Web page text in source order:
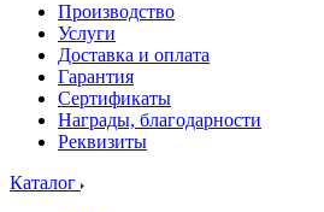
Производство
Услуги
Доставка и оплата
Гарантия
Сертификаты
Награды, благодарности
Реквизиты
Каталог